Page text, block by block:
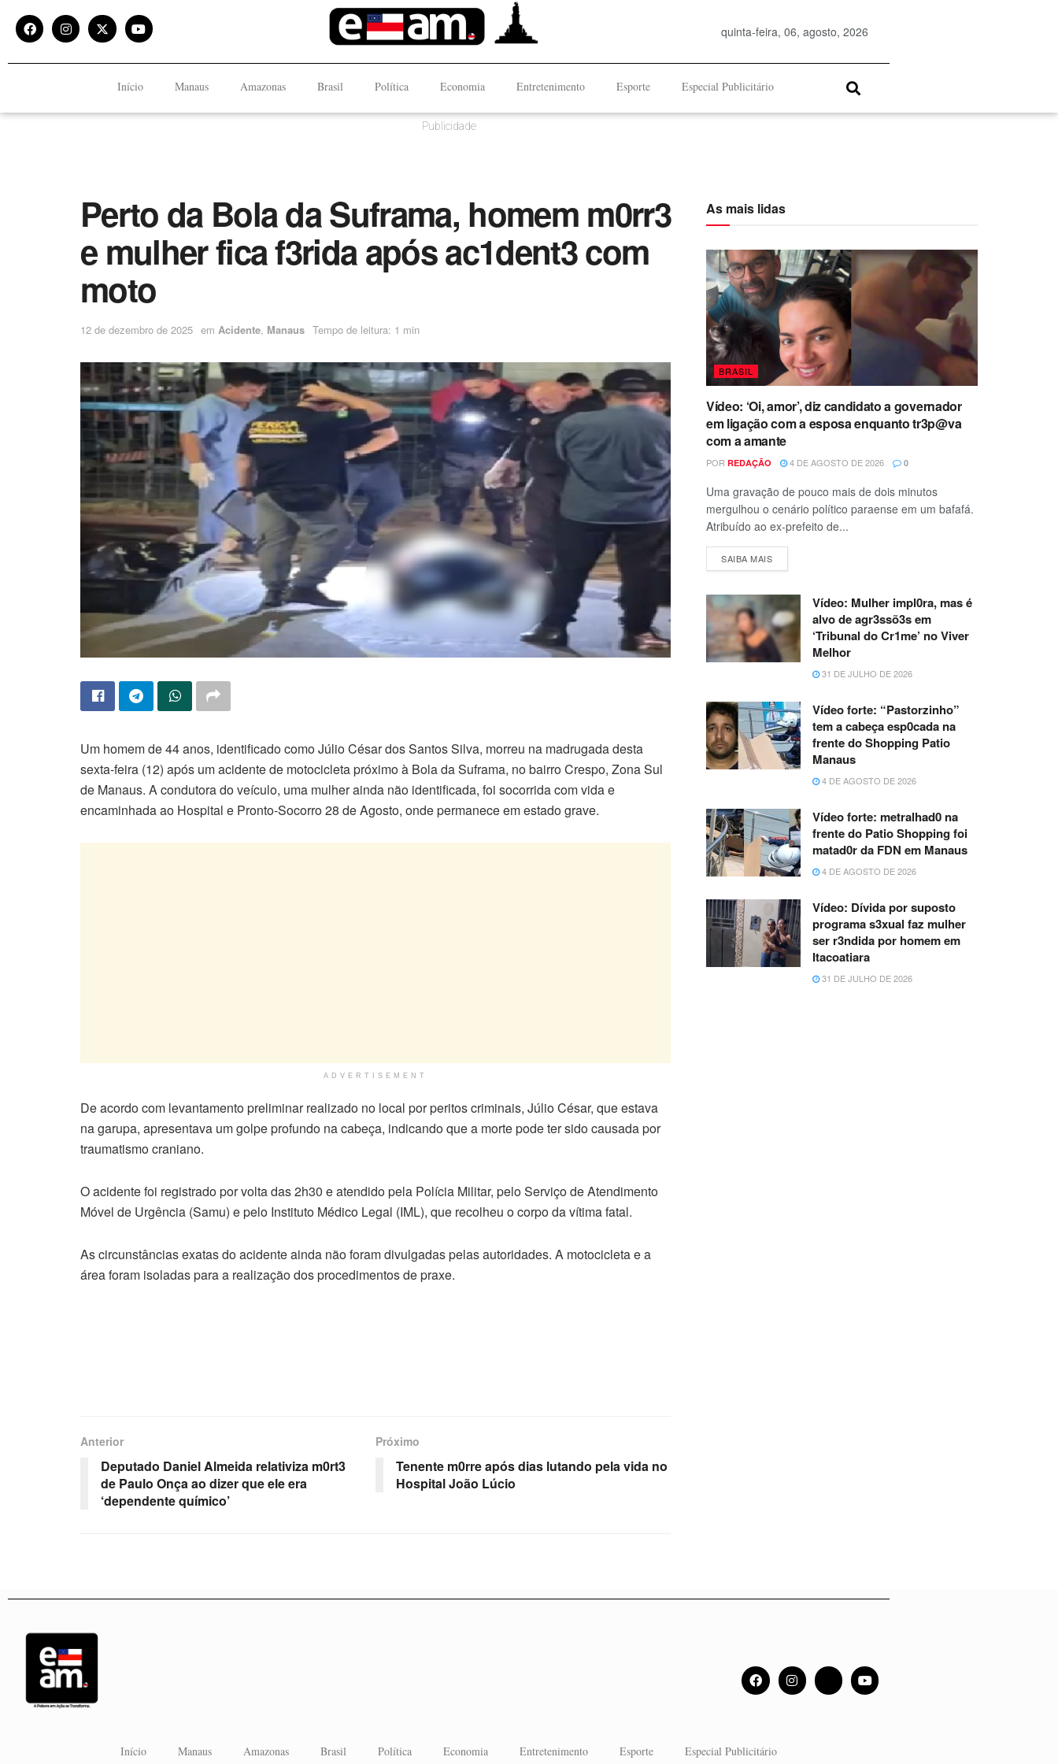
quinta-feira, 06, agosto, 2026
Início Manaus Amazonas Brasil Política Economia Entretenimento Esporte Especial Publicitário
Publicidade
Perto da Bola da Suframa, homem m0rr3
e mulher fica f3rida após ac1dent3 com
moto
12 de dezembro de 2025 em Acidente, Manaus Tempo de leitura: 1 min
Um homem de 44 anos, identificado como Júlio César dos Santos Silva, morreu na madrugada desta
sexta-feira (12) após um acidente de motocicleta próximo à Bola da Suframa, no bairro Crespo, Zona Sul
de Manaus. A condutora do veículo, uma mulher ainda não identificada, foi socorrida com vida e
encaminhada ao Hospital e Pronto-Socorro 28 de Agosto, onde permanece em estado grave.
ADVERTISEMENT
De acordo com levantamento preliminar realizado no local por peritos criminais, Júlio César, que estava
na garupa, apresentava um golpe profundo na cabeça, indicando que a morte pode ter sido causada por
traumatismo craniano.
O acidente foi registrado por volta das 2h30 e atendido pela Polícia Militar, pelo Serviço de Atendimento
Móvel de Urgência (Samu) e pelo Instituto Médico Legal (IML), que recolheu o corpo da vítima fatal.
As circunstâncias exatas do acidente ainda não foram divulgadas pelas autoridades. A motocicleta e a
área foram isoladas para a realização dos procedimentos de praxe.
Anterior
Deputado Daniel Almeida relativiza m0rt3
de Paulo Onça ao dizer que ele era
‘dependente químico’
Próximo
Tenente m0rre após dias lutando pela vida no
Hospital João Lúcio
As mais lidas
BRASIL
Vídeo: ‘Oi, amor’, diz candidato a governador
em ligação com a esposa enquanto tr3p@va
com a amante
POR REDAÇÃO 4 DE AGOSTO DE 2026 0
Uma gravação de pouco mais de dois minutos
mergulhou o cenário político paraense em um bafafá.
Atribuído ao ex-prefeito de...
SAIBA MAIS
Vídeo: Mulher impl0ra, mas é
alvo de agr3ssõ3s em
‘Tribunal do Cr1me’ no Viver
Melhor
31 DE JULHO DE 2026
Vídeo forte: “Pastorzinho”
tem a cabeça esp0cada na
frente do Shopping Patio
Manaus
4 DE AGOSTO DE 2026
Vídeo forte: metralhad0 na
frente do Patio Shopping foi
matad0r da FDN em Manaus
4 DE AGOSTO DE 2026
Vídeo: Dívida por suposto
programa s3xual faz mulher
ser r3ndida por homem em
Itacoatiara
31 DE JULHO DE 2026
Início Manaus Amazonas Brasil Política Economia Entretenimento Esporte Especial Publicitário